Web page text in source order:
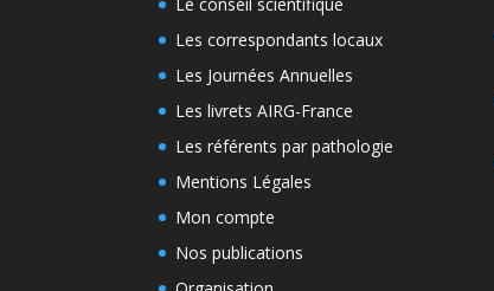
Les correspondants locaux
Les Journées Annuelles
Les livrets AIRG-France
Les référents par pathologie
Mentions Légales
Mon compte
Nos publications